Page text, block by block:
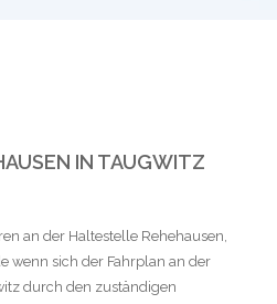
IN TAUGWITZ
an der Haltestelle Rehehausen,
wenn sich der Fahrplan an der
durch den zuständigen